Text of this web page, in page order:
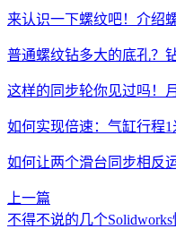
来认识一下螺纹吧！介绍
普通螺纹钻多大的底孔？
这样的同步轮你见过吗！
如何实现倍速：气缸行程1
如何让两个滑台同步相反
上一篇
不得不说的几个